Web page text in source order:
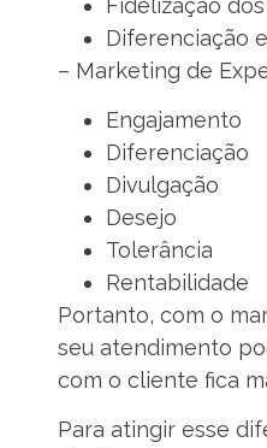
Diferenciação
– Marketing de
Engajamento
Diferenciação
Divulgação
Desejo
Tolerância
Rentabilidade
Portanto, com o
seu atendimento
com o cliente fica
Para atingir esse